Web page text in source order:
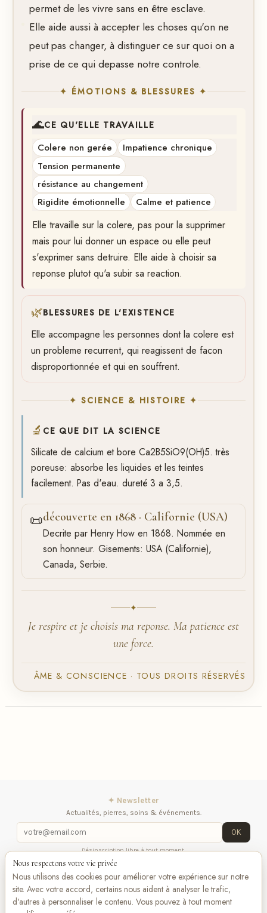
permet de les vivre sans en être esclave.
Elle aide aussi à accepter les choses qu'on ne
peut pas changer, à distinguer ce sur quoi on a
prise de ce qui depasse notre controle.
✦ ÉMOTIONS & BLESSURES ✦
🌊CE QU'ELLE TRAVAILLE
Colere non gerée
Impatience chronique
Tension permanente
résistance au changement
Rigidite émotionnelle
Calme et patience
Elle travaille sur la colere, pas pour la supprimer
mais pour lui donner un espace ou elle peut
s'exprimer sans detruire. Elle aide à choisir sa
reponse plutot qu'a subir sa reaction.
🌿BLESSURES DE L'EXISTENCE
Elle accompagne les personnes dont la colere est
un probleme recurrent, qui reagissent de facon
disproportionnée et qui en souffrent.
✦ SCIENCE & HISTOIRE ✦
🔬 CE QUE DIT LA SCIENCE
Silicate de calcium et bore Ca2B5SiO9(OH)5. très
poreuse: absorbe les liquides et les teintes
facilement. Pas d'eau. dureté 3 a 3,5.
📜découverte en 1868 · Californie (USA)
Decrite par Henry How en 1868. Nommée en
son honneur. Gisements: USA (Californie),
Canada, Serbie.
✦
Je respire et je choisis ma reponse. Ma patience est
une force.
ÂME & CONSCIENCE · TOUS DROITS RÉSERVÉS
✦ Newsletter
Actualités, pierres, soins & événements.
OK
Désinscription libre à tout moment.
Mentions légales
nous
Nous respectons votre vie privée
Nous utilisons des cookies pour améliorer votre expérience sur notre
site. Avec votre accord, certains nous aident à analyser le trafic,
d'autres à personnaliser le contenu. Vous pouvez à tout moment